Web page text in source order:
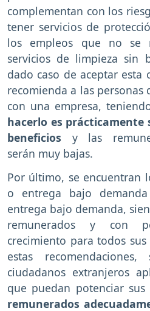
complementan con los
tener servicios de
los empleos que no se
servicios de limpieza sin
dado caso de aceptar esta
recomienda a las
con una empresa,
hacerlo es prácticamente
beneficios y las
serán muy bajas.
Por último, se encuentran
o entrega bajo
entrega bajo demanda,
remunerados y con
crecimiento para todos
estas
ciudadanos extranjeros
que puedan potenciar sus
remunerados